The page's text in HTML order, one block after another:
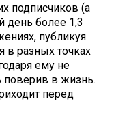
подписчиков (а
день более 1,3
публикуя
в разных точках
ему не
поверив в жизнь.
перед